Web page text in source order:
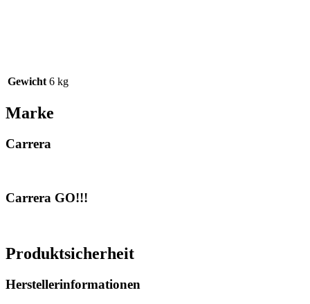
Gewicht 6 kg
Marke
Carrera
Carrera GO!!!
Produktsicherheit
Herstellerinformationen